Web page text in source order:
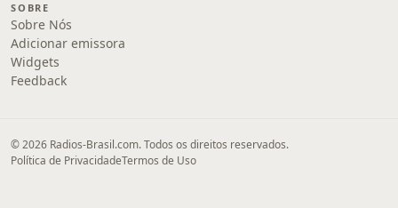
SOBRE
Sobre Nós
Adicionar emissora
Widgets
Feedback
© 2026 Radios-Brasil.com. Todos os direitos reservados.
Política de PrivacidadeTermos de Uso